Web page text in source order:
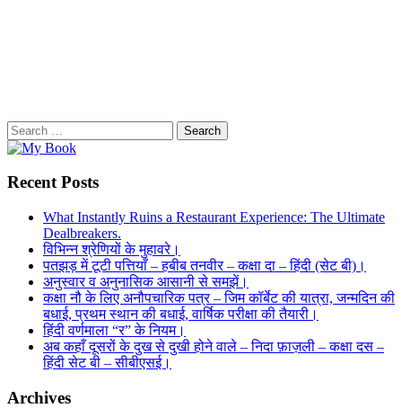
Search
for:
Recent Posts
What Instantly Ruins a Restaurant Experience: The Ultimate
Dealbreakers.
विभिन्न श्रेणियों के मुहावरे।
पतझड़ में टूटी पत्तियाँ – हबीब तनवीर – कक्षा दा – हिंदी (सेट बी)।
अनुस्वार व अनुनासिक आसानी से समझें।
कक्षा नौ के लिए अनौपचारिक पत्र – जिम कॉर्बेट की यात्रा, जन्मदिन की
बधाई, प्रथम स्थान की बधाई, वार्षिक परीक्षा की तैयारी।
हिंदी वर्णमाला “र” के नियम।
अब कहाँ दूसरों के दुख से दुखी होने वाले – निदा फ़ाज़ली – कक्षा दस –
हिंदी सेट बी – सीबीएसई।
Archives